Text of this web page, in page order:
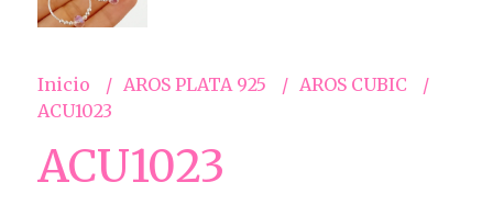
Inicio AROS PLATA 925
AROS CUBIC
ACU1023
ACU1023